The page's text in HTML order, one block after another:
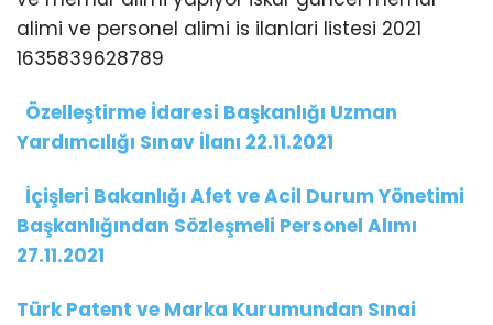
WhatsApp İhbar
Hattı
Facebook
Youtube
Özelleştirme İdaresi Başkanlığı Uzman
Yardımcılığı Sınav İlanı 22.11.2021
İçişleri Bakanlığı Afet ve Acil Durum Yönetimi
Başkanlığından Sözleşmeli Personel Alımı
27.11.2021
Türk Patent ve Marka Kurumundan Sınai